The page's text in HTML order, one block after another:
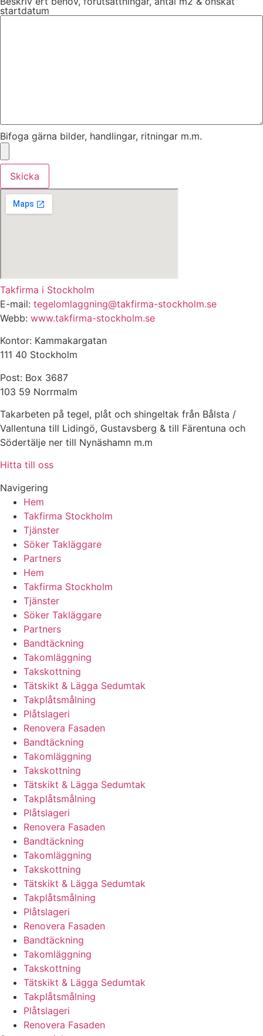
startdatum
Bifoga gärna bilder, handlingar, ritningar m.m.
Skicka
Takfirma i Stockholm
E-mail: tegelomlaggning@takfirma-stockholm.se
Webb: www.takfirma-stockholm.se
Kontor: Kammakargatan
111 40 Stockholm
Post: Box 3687
103 59 Norrmalm
Takarbeten på tegel, plåt och shingeltak från Bålsta /
Vallentuna till Lidingö, Gustavsberg & till Färentuna och
Södertälje ner till Nynäshamn m.m
Hitta till oss
Navigering
Hem
Takfirma Stockholm
Tjänster
Söker Takläggare
Partners
Hem
Takfirma Stockholm
Tjänster
Söker Takläggare
Partners
Bandtäckning
Takomläggning
Takskottning
Tätskikt & Lägga Sedumtak
Takplåtsmålning
Plåtslageri
Renovera Fasaden
Bandtäckning
Takomläggning
Takskottning
Tätskikt & Lägga Sedumtak
Takplåtsmålning
Plåtslageri
Renovera Fasaden
Bandtäckning
Takomläggning
Takskottning
Tätskikt & Lägga Sedumtak
Takplåtsmålning
Plåtslageri
Renovera Fasaden
Bandtäckning
Takomläggning
Takskottning
Tätskikt & Lägga Sedumtak
Takplåtsmålning
Plåtslageri
Renovera Fasaden